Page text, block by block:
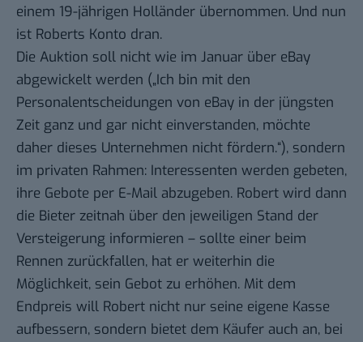
einem 19-jährigen Holländer übernommen. Und nun
ist Roberts Konto dran.
Die Auktion soll nicht wie im Januar über eBay
abgewickelt werden („Ich bin mit den
Personalentscheidungen von eBay in der jüngsten
Zeit ganz und gar nicht einverstanden, möchte
daher dieses Unternehmen nicht fördern.“), sondern
im privaten Rahmen: Interessenten werden gebeten,
ihre Gebote per E-Mail abzugeben. Robert wird dann
die Bieter zeitnah über den jeweiligen Stand der
Versteigerung informieren – sollte einer beim
Rennen zurückfallen, hat er weiterhin die
Möglichkeit, sein Gebot zu erhöhen. Mit dem
Endpreis will Robert nicht nur seine eigene Kasse
aufbessern, sondern bietet dem Käufer auch an, bei